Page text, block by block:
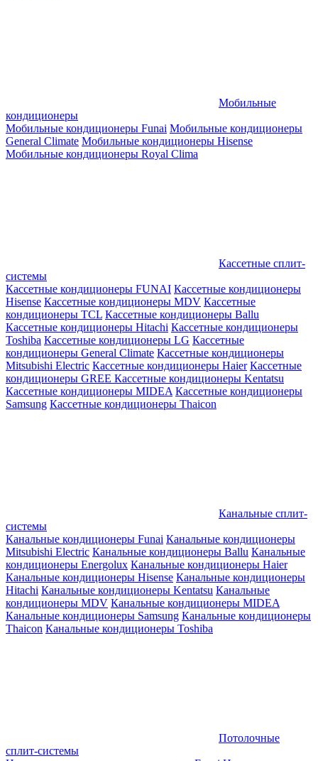
Мобильные
кондиционеры
Мобильные кондиционеры Funai Мобильные кондиционеры
General Climate Мобильные кондиционеры Hisense
Мобильные кондиционеры Royal Clima
Кассетные сплит-
системы
Кассетные кондиционеры FUNAI Кассетные кондиционеры
Hisense Кассетные кондиционеры MDV Кассетные
кондиционеры TCL Кассетные кондиционеры Ballu
Кассетные кондиционеры Hitachi Кассетные кондиционеры
Toshiba Кассетные кондиционеры LG Кассетные
кондиционеры General Climate Кассетные кондиционеры
Mitsubishi Electric Кассетные кондиционеры Haier Кассетные
кондиционеры GREE Кассетные кондиционеры Kentatsu
Кассетные кондиционеры MIDEA Кассетные кондиционеры
Samsung Кассетные кондиционеры Thaicon
Канальные сплит-
системы
Канальные кондиционеры Funai Канальные кондиционеры
Mitsubishi Electric Канальные кондиционеры Ballu Канальные
кондиционеры Energolux Канальные кондиционеры Haier
Канальные кондиционеры Hisense Канальные кондиционеры
Hitachi Канальные кондиционеры Kentatsu Канальные
кондиционеры MDV Канальные кондиционеры MIDEA
Канальные кондиционеры Samsung Канальные кондиционеры
Thaicon Канальные кондиционеры Toshiba
Потолочные
сплит-системы